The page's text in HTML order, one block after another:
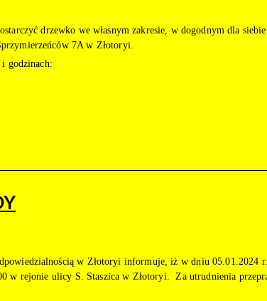
drzewko we własnym zakresie, w dogodnym dla
7A w Złotoryi.
godzinach:
w Złotoryi informuje, iż w dniu 05.01.2024 r.
w rejonie ulicy S. Staszica w Złotoryi. Za utrudnienia